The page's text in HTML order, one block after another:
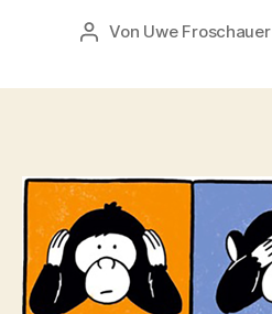
Beitragsautor
Von Uwe Froschauer